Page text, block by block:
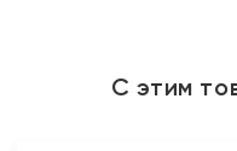
С этим